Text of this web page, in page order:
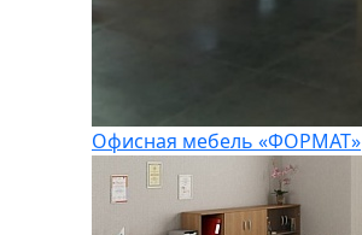
Офисная мебель «ФОРМАТ»